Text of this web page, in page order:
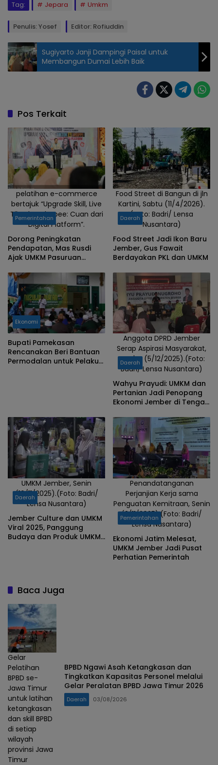
Tag: Jepara Umkm
Penulis: Yosef Editor: Rofiuddin
dan PJ
Jepara Edy
Supriyanta
beserta
Forkopimda
saat
meresmikan
Pembukaan
Bazar UMKM
di Alun alun
2
Sugiyarto Janji Dampingi Paisal untuk
Membangun Dumai Lebih Baik
Pos Terkait
pelatihan e-commerce
bertajuk “Upgrade Skill, Live
TikTok & Shopee: Cuan dari
Digital Platform”.
Pemerintahan
Dorong Peningkatan
Pendapatan, Mas Rusdi
Ajak UMKM Pasuruan
Commerce
Food Street di Bangun di jln
Kartini, Sabtu (11/4/2026).
(Foto: Badri/ Lensa
Nusantara)
Daerah
Food Street Jadi Ikon Baru
Jember, Gus Fawait
Berdayakan PKL dan UMKM
Ekonomi
Bupati Pamekasan
Rencanakan Beri Bantuan
Permodalan untuk Pelaku
Anggota DPRD Jember
Serap Aspirasi Masyarakat,
Jum'at (5/12/2025).(Foto:
Badri/ Lensa Nusantara)
Daerah
Wahyu Prayudi: UMKM dan
Pertanian Jadi Penopang
Ekonomi Jember di Tengah
UMKM Jember, Senin
(10/11/2025).(Foto: Badri/
Lensa Nusantara)
Daerah
Jember Culture dan UMKM
Viral 2025, Panggung
Budaya dan Produk UMKM
Penandatanganan
Perjanjian Kerja sama
Penguatan Kemitraan, Senin
(3/11/2025).(Foto: Badri/
Lensa Nusantara)
Pemerintahan
Ekonomi Jatim Melesat,
UMKM Jember Jadi Pusat
Perhatian Pemerintah
Baca Juga
Gelar
Pelatihan
BPBD se-
Jawa Timur
untuk latihan
ketangkasan
dan skill BPBD
di setiap
wilayah
provinsi Jawa
Timur
BPBD Ngawi Asah Ketangkasan dan
Tingkatkan Kapasitas Personel melalui
Gelar Peralatan BPBD Jawa Timur 2026
Daerah 03/08/2026